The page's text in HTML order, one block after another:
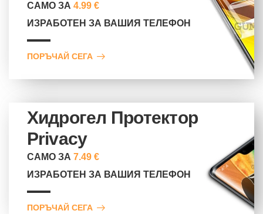
САМО ЗА 4.99 €
ИЗРАБОТЕН ЗА ВАШИЯ ТЕЛЕФОН
ПОРЪЧАЙ СЕГА
Хидрогел Протектор
Privacy
САМО ЗА 7.49 €
ИЗРАБОТЕН ЗА ВАШИЯ ТЕЛЕФОН
ПОРЪЧАЙ СЕГА